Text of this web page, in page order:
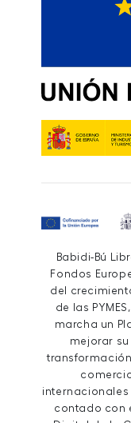
Babidi-Bú
Fondos
del
de las
marcha un
mejorar
internacionales
contado con